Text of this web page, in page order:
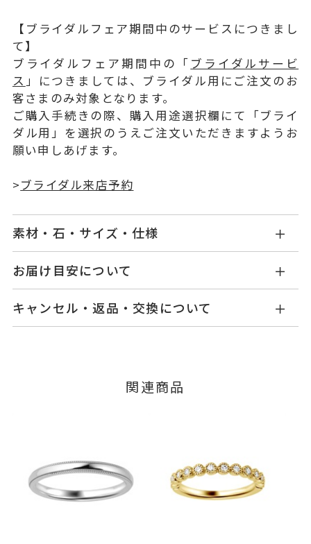
【ブライダルフェア期間中のサービスにつきまし
て】
ブライダルフェア期間中の「 ブライダルサービ
ス 」につきましては、ブライダル用にご注文のお
客さまのみ対象となります。
ご購入手続きの際、購入用途選択欄にて「ブライ
ダル用」を選択のうえご注文いただきますようお
願い申しあげます。
>ブライダル来店予約
素材・石・サイズ・仕様
品番
NG1201W001WDMM
素材
Pt900
石
ダイヤモンド 0.15ct
サイズ直し #7以上 は+2、-1まで
詳細
リング幅 約2.4mm
ハーフエタニティ
お届け目安について
てご案内いたします。
詳しくはこちら
キャンセル・返品・交換について
ージの購入履歴一覧よりご注文状況をご確認いた
わせフォームよりご連絡ください。
関連商品